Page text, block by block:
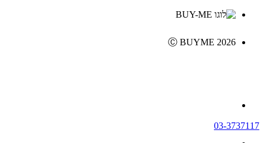
Ⓒ BUYME 2026
03-3737117